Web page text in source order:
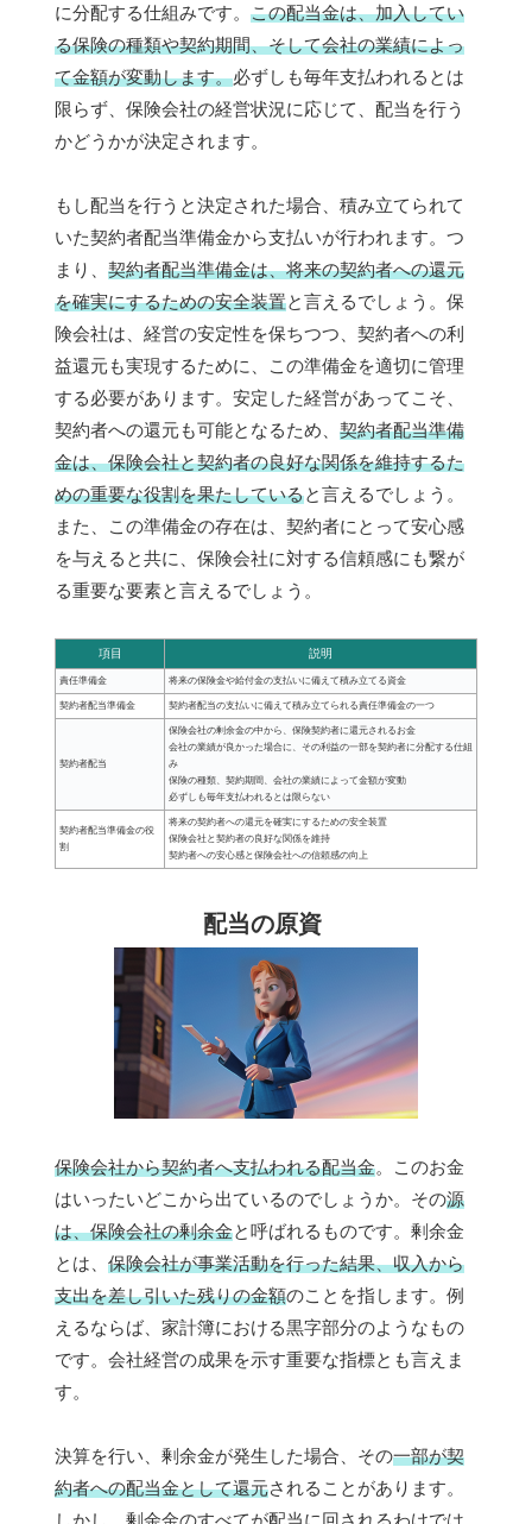
に分配する仕組みです。 この配当金は、加入してい
る保険の種類や契約期間、そして会社の業績によっ
て金額が変動します。必ずしも毎年支払われるとは
限らず、保険会社の経営状況に応じて、配当を行う
かどうかが決定されます。
もし配当を行うと決定された場合、積み立てられて
いた契約者配当準備金から支払いが行われます。つ
まり、 契約者配当準備金は、将来の契約者への還元
を確実にするための安全装置と言えるでしょう。保
険会社は、経営の安定性を保ちつつ、契約者への利
益還元も実現するために、この準備金を適切に管理
する必要があります。安定した経営があってこそ、
契約者への還元も可能となるため、 契約者配当準備
金は、保険会社と契約者の良好な関係を維持するた
めの重要な役割を果たしていると言えるでしょう。
また、この準備金の存在は、契約者にとって安心感
を与えると共に、保険会社に対する信頼感にも繋が
る重要な要素と言えるでしょう。
項目 説明
責任準備金 将来の保険金や給付金の支払いに備えて積み立てる資金
契約者配当準備金 契約者配当の支払いに備えて積み立てられる責任準備金の一つ
契約者配当
保険会社の剰余金の中から、保険契約者に還元されるお金
会社の業績が良かった場合に、その利益の一部を契約者に分配する仕組
み
保険の種類、契約期間、会社の業績によって金額が変動
必ずしも毎年支払われるとは限らない
契約者配当準備金の役
割
将来の契約者への還元を確実にするための安全装置
保険会社と契約者の良好な関係を維持
契約者への安心感と保険会社への信頼感の向上
配当の原資
保険会社から契約者へ支払われる配当金。このお金
はいったいどこから出ているのでしょうか。その源
は、保険会社の剰余金と呼ばれるものです。剰余金
とは、 保険会社が事業活動を行った結果、収入から
支出を差し引いた残りの金額のことを指します。例
えるならば、家計簿における黒字部分のようなもの
です。会社経営の成果を示す重要な指標とも言えま
す。
決算を行い、剰余金が発生した場合、その一部が契
約者への配当金として還元されることがあります。
しかし、剰余金のすべてが配当に回されるわけでは